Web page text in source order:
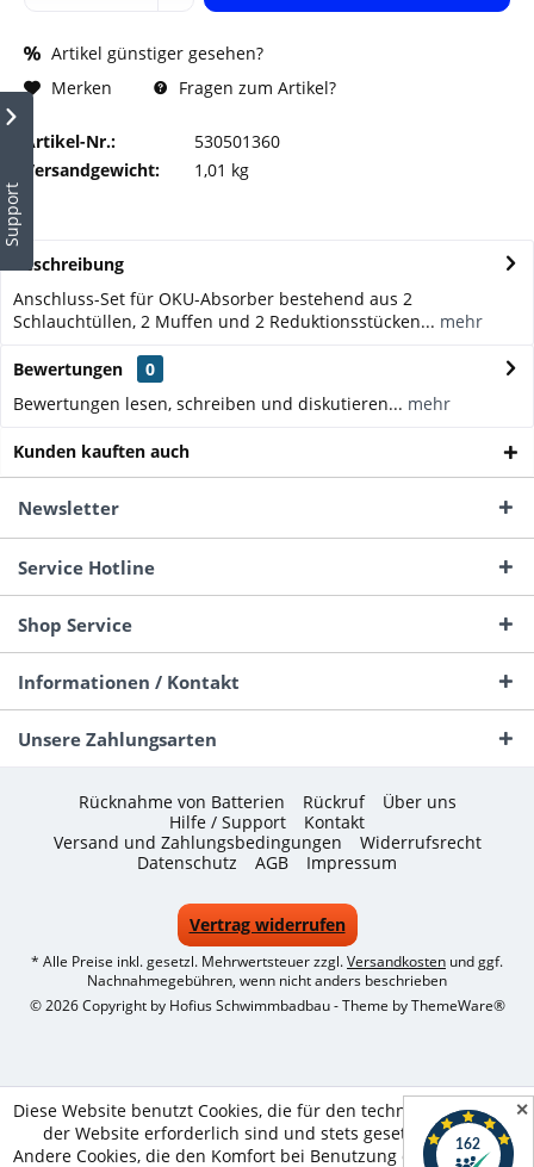
Support
Artikel günstiger gesehen?
Merken
Fragen zum Artikel?
Artikel-Nr.:
530501360
Versandgewicht:
1,01 kg
Beschreibung
Anschluss-Set für OKU-Absorber bestehend aus 2
Schlauchtüllen, 2 Muffen und 2 Reduktionsstücken... mehr
Bewertungen
0
Bewertungen lesen, schreiben und diskutieren... mehr
Kunden kauften auch
Newsletter
Service Hotline
Shop Service
Informationen / Kontakt
Unsere Zahlungsarten
Rücknahme von Batterien Rückruf
Über uns
Hilfe / Support
Kontakt
Versand und Zahlungsbedingungen
Widerrufsrecht
Datenschutz
AGB Impressum
Vertrag widerrufen
* Alle Preise inkl. gesetzl. Mehrwertsteuer zzgl.Versandkosten und ggf.
Nachnahmegebühren, wenn nicht anders beschrieben
© 2026 Copyright by Hofius Schwimmbadbau - Theme byThemeWare®
Diese Website benutzt Cookies, die für den technischen Betrieb
der Website erforderlich sind und stets gesetzt werden.
Andere Cookies, die den Komfort bei Benutzung dieser Website
✕